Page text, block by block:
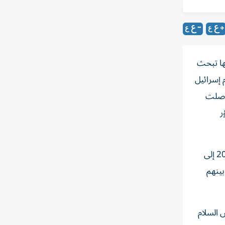
تبحث
وتوفي فلسطينان متأثرين بإصابتيهما في اعتداءات إسرائيلية على غزة، ما يرفع حصيلة ضحايا الحرب منذ أكتوبر/ تشرين الأول 2023 إلى
الساعات الماضية 6 مصابين، بينهم